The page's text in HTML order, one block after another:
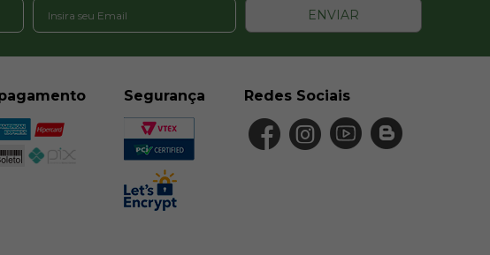
ENVIAR
Segurança Redes Sociais